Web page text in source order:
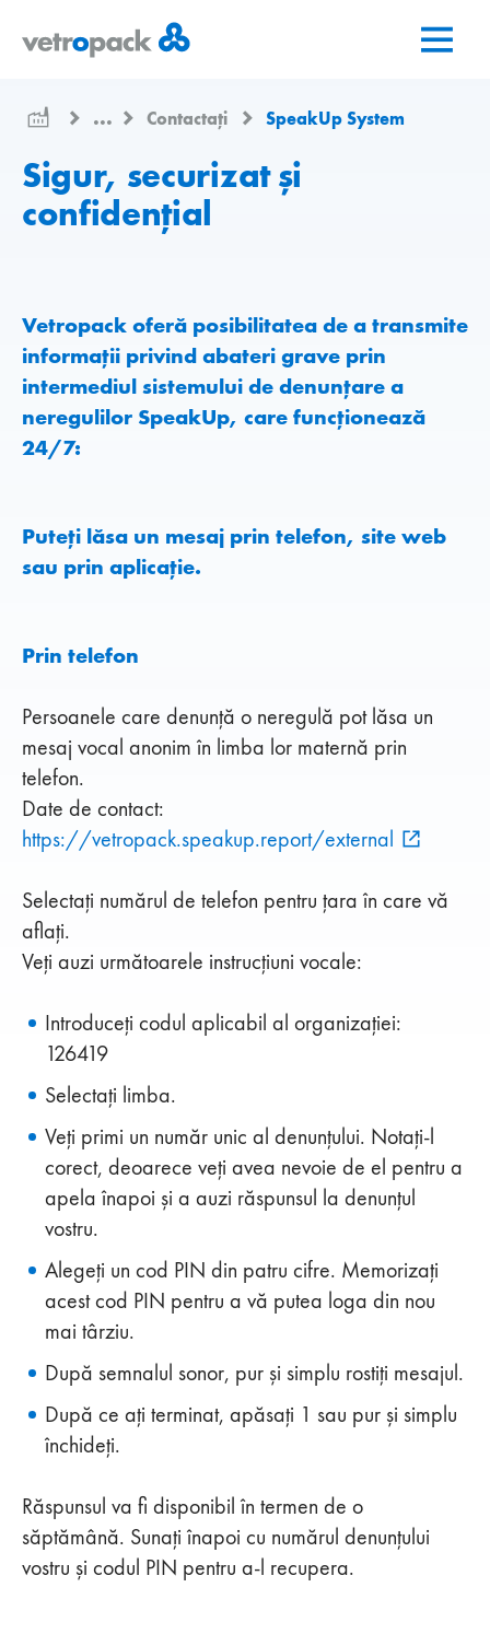
pornire
...
Contactați SpeakUp System
Sigur, securizat și
confidențial
Vetropack oferă posibilitatea de a transmite
informații privind abateri grave prin
intermediul sistemului de denunțare a
neregulilor SpeakUp, care funcționează
24/7:
Puteți lăsa un mesaj prin telefon, site web
sau prin aplicație.
Prin telefon
Persoanele care denunță o neregulă pot lăsa un
mesaj vocal anonim în limba lor maternă prin
telefon.
Date de contact:
https://vetropack.speakup.report/external
Selectați numărul de telefon pentru țara în care vă
aflați.
Veți auzi următoarele instrucțiuni vocale:
Introduceți codul aplicabil al organizației:
126419
Selectați limba.
Veți primi un număr unic al denunțului. Notați-l
corect, deoarece veți avea nevoie de el pentru a
apela înapoi și a auzi răspunsul la denunțul
vostru.
Alegeți un cod PIN din patru cifre. Memorizați
acest cod PIN pentru a vă putea loga din nou
mai târziu.
După semnalul sonor, pur și simplu rostiți mesajul.
După ce ați terminat, apăsați 1 sau pur și simplu
închideți.
Răspunsul va fi disponibil în termen de o
săptămână. Sunați înapoi cu numărul denunțului
vostru și codul PIN pentru a-l recupera.